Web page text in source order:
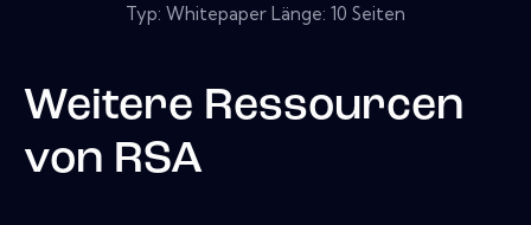
Typ: Whitepaper Länge: 10 Seiten
Weitere Ressourcen
von RSA